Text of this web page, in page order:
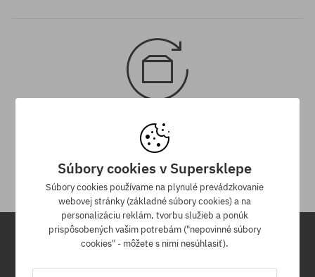
30 dní na vrátenie tovaru
Na vrátenie produktu máš 30 dní od dňa obdržania zásielky.
Newsletter
Súbory cookies v Supersklepe
Súbory cookies používame na plynulé prevádzkovanie
webovej stránky (základné súbory cookies) a na
personalizáciu reklám, tvorbu služieb a ponúk
prispôsobených vašim potrebám ("nepovinné súbory
cookies" - môžete s nimi nesúhlasiť).